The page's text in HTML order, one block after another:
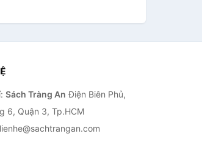
Sách Tràng An Điện Biên Phủ,
6, Quận 3, Tp.HCM